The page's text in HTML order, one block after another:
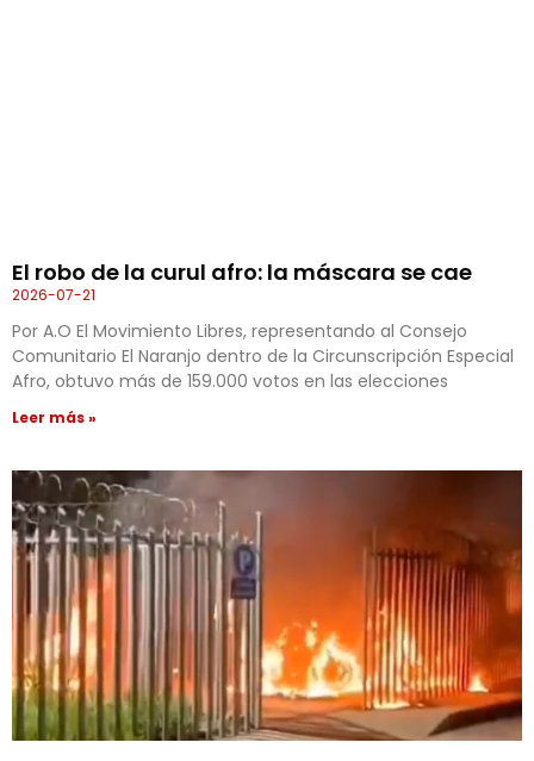
El robo de la curul afro: la máscara se cae
2026-07-21
Por A.O El Movimiento Libres, representando al Consejo
Comunitario El Naranjo dentro de la Circunscripción Especial
Afro, obtuvo más de 159.000 votos en las elecciones
Leer más »